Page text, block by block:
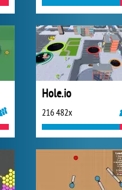
Hole.io
216 482x